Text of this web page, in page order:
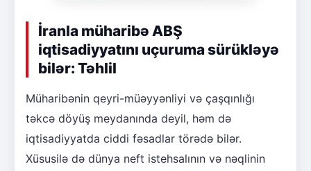
İranla müharibə ABŞ
iqtisadiyyatını uçuruma sürükləyə
bilər: Təhlil
Müharibənin qeyri-müəyyənliyi və çaşqınlığı
təkcə döyüş meydanında deyil, həm də
iqtisadiyyatda ciddi fəsadlar törədə bilər.
Xüsusilə də dünya neft istehsalının və nəqlinin